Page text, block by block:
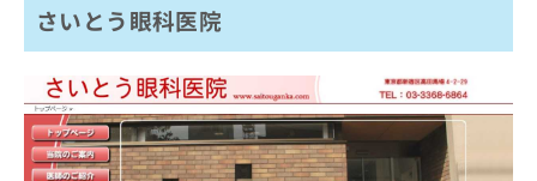
さいとう眼科医院